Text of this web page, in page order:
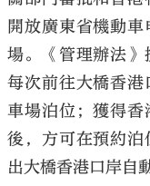
開放廣東省機動
場。《管理辦法
每次前往大橋香
車場泊位；獲得
後，方可在預約
出大橋香港口岸自